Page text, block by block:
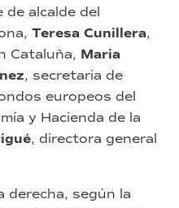
alcalde del
Teresa Cunillera,
Cataluña, Maria
, secretaria de
europeos del
y Hacienda de la
, directora general
derecha, según la